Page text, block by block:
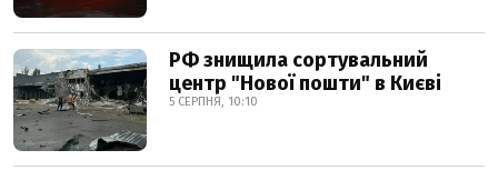
РФ знищила сортувальний
центр "Нової пошти" в Києві
5 СЕРПНЯ, 10:10